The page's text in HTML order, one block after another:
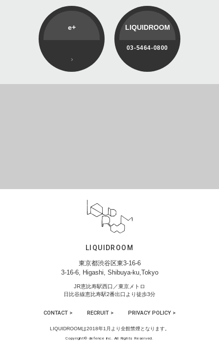
e+ LIQUIDROOM
03-5464-0800
LIQUIDROOM
東京都渋谷区東3-16-6
3-16-6, Higashi, Shibuya-ku,Tokyo
JR恵比寿駅西口／東京メトロ
日比谷線恵比寿駅2番出口より徒歩3分
CONTACT > RECRUIT > PRIVACY POLICY >
LIQUIDROOMは2018年1月より全館禁煙となります。
Copyright© defence inc. All Rights Reserved.